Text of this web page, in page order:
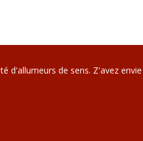
de sens. Z'avez